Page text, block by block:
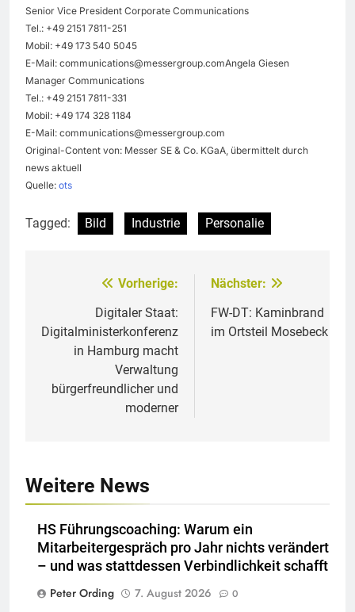
Senior Vice President Corporate Communications
Tel.: +49 2151 7811-251
Mobil: +49 173 540 5045
E-Mail: communications@messergroup.comAngela Giesen
Manager Communications
Tel.: +49 2151 7811-331
Mobil: +49 174 328 1184
E-Mail: communications@messergroup.com
Original-Content von: Messer SE & Co. KGaA, übermittelt durch
news aktuell
Quelle: ots
Tagged: Bild Industrie Personalie
Beitragsnavigation
Vorherige:
Digitaler Staat:
Digitalministerkonferenz
in Hamburg macht
Verwaltung
bürgerfreundlicher und
moderner
Nächster:
FW-DT: Kaminbrand
im Ortsteil Mosebeck
Weitere News
HS Führungscoaching: Warum ein
Mitarbeitergespräch pro Jahr nichts verändert
– und was stattdessen Verbindlichkeit schafft
Peter Ording
7. August 2026 0